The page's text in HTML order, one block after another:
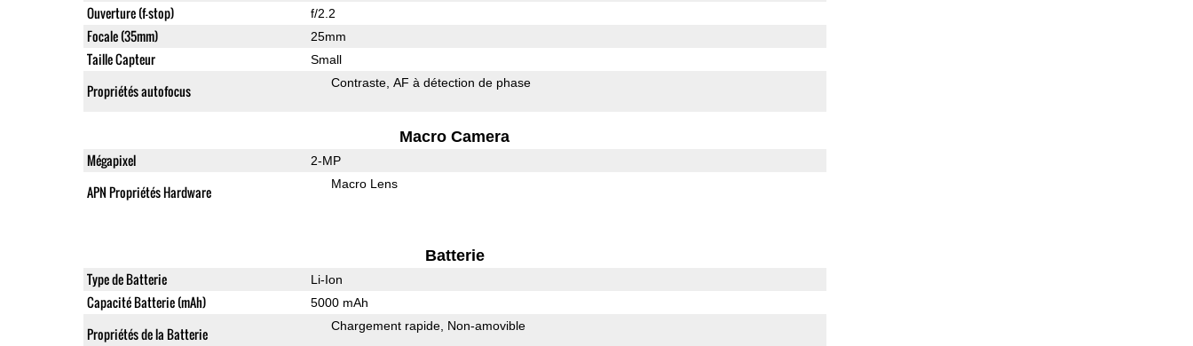
Ouverture (f-stop) f/2.2
Focale (35mm) 25mm
Taille Capteur Small
Propriétés autofocus Contraste AF à détection de phase
Macro Camera
Mégapixel 2-MP
APN Propriétés Hardware Macro Lens
Batterie
Type de Batterie Li-Ion
Capacité Batterie (mAh) 5000 mAh
Propriétés de la Batterie Chargement rapide Non-amovible